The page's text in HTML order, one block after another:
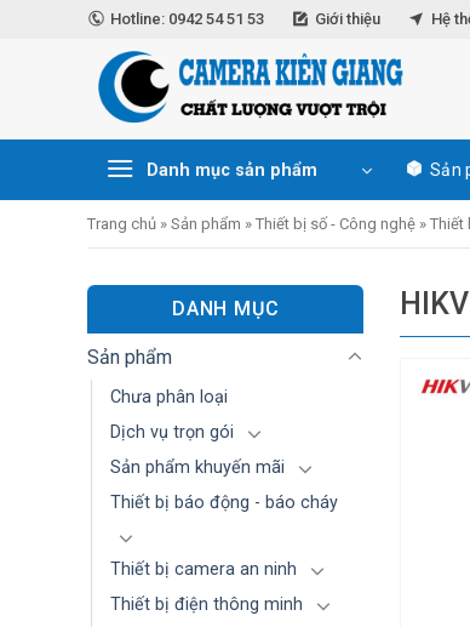
Hotline: 0942 54 51 53 Giới thiệu Hệ
Danh mục sản phẩm Sản
Trang chủ » Sản phẩm » Thiết bị số - Công nghệ » Thiết
DANH MỤC
Sản phẩm
Chưa phân loại
Dịch vụ trọn gói
Sản phẩm khuyến mãi
Thiết bị báo động - báo cháy
Thiết bị camera an ninh
Thiết bị điện thông minh